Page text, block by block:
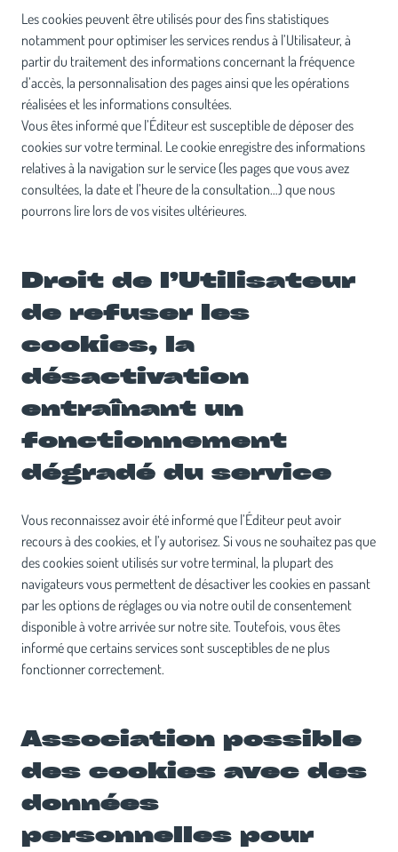
Les cookies peuvent être utilisés pour des fins statistiques
notamment pour optimiser les services rendus à l’Utilisateur, à
partir du traitement des informations concernant la fréquence
d’accès, la personnalisation des pages ainsi que les opérations
réalisées et les informations consultées.
Vous êtes informé que l’Éditeur est susceptible de déposer des
cookies sur votre terminal. Le cookie enregistre des informations
relatives à la navigation sur le service (les pages que vous avez
consultées, la date et l’heure de la consultation…) que nous
pourrons lire lors de vos visites ultérieures.
Droit de l’Utilisateur
de refuser les
cookies, la
désactivation
entraînant un
fonctionnement
dégradé du service
Vous reconnaissez avoir été informé que l’Éditeur peut avoir
recours à des cookies, et l’y autorisez. Si vous ne souhaitez pas que
des cookies soient utilisés sur votre terminal, la plupart des
navigateurs vous permettent de désactiver les cookies en passant
par les options de réglages ou via notre outil de consentement
disponible à votre arrivée sur notre site. Toutefois, vous êtes
informé que certains services sont susceptibles de ne plus
fonctionner correctement.
Association possible
des cookies avec des
données
personnelles pour